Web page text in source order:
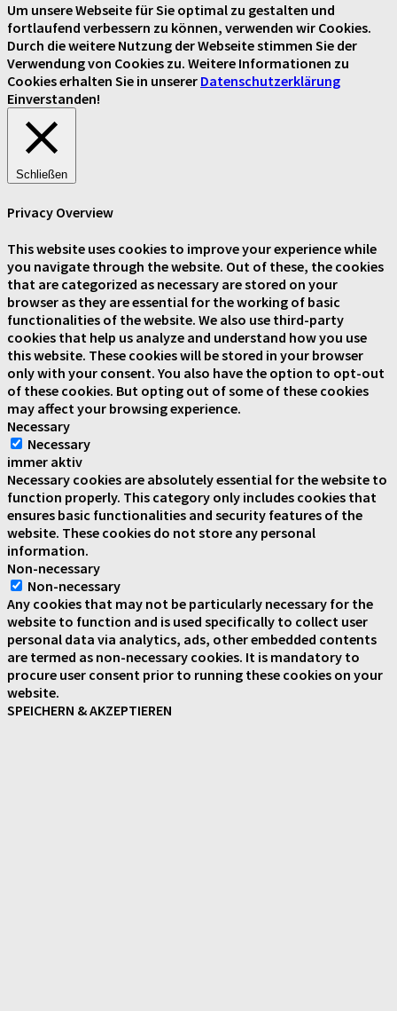
Um unsere Webseite für Sie optimal zu gestalten und
fortlaufend verbessern zu können, verwenden wir Cookies.
Durch die weitere Nutzung der Webseite stimmen Sie der
Verwendung von Cookies zu. Weitere Informationen zu
Cookies erhalten Sie in unserer Datenschutzerklärung
Einverstanden!
Schließen
Privacy Overview
This website uses cookies to improve your experience while
you navigate through the website. Out of these, the cookies
that are categorized as necessary are stored on your
browser as they are essential for the working of basic
functionalities of the website. We also use third-party
cookies that help us analyze and understand how you use
this website. These cookies will be stored in your browser
only with your consent. You also have the option to opt-out
of these cookies. But opting out of some of these cookies
may affect your browsing experience.
Necessary
Necessary
immer aktiv
Necessary cookies are absolutely essential for the website to
function properly. This category only includes cookies that
ensures basic functionalities and security features of the
website. These cookies do not store any personal
information.
Non-necessary
Non-necessary
Any cookies that may not be particularly necessary for the
website to function and is used specifically to collect user
personal data via analytics, ads, other embedded contents
are termed as non-necessary cookies. It is mandatory to
procure user consent prior to running these cookies on your
website.
SPEICHERN & AKZEPTIEREN